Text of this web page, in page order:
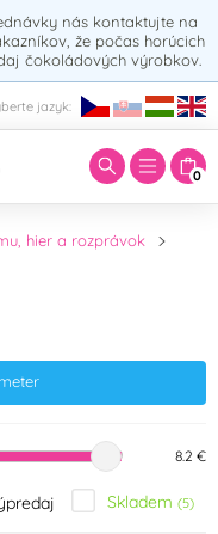
nás kontaktujte na
že počas horúcich
čokoládových výrobkov.
jazyk:
0
hier a rozprávok
8.2 €
Skladem (5)